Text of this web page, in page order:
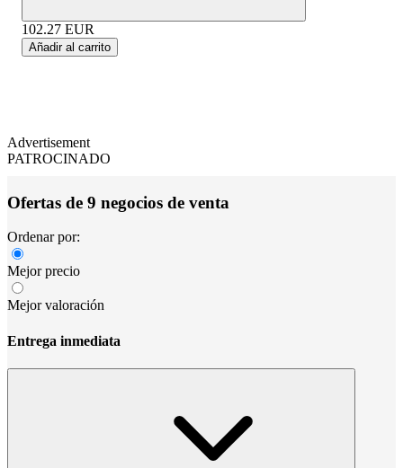
102.27 EUR
Añadir al carrito
Advertisement
PATROCINADO
Ofertas de 9 negocios de venta
Ordenar por:
Mejor precio
Mejor valoración
Entrega inmediata